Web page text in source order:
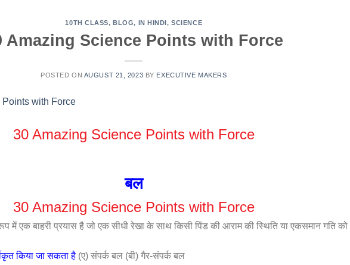
10TH CLASS,BLOG, IN HINDI,SCIENCE
Amazing Science Points with Force
POSTED ON AUGUST 21, 2023 BY EXECUTIVE MAKERS
30 Amazing Science Points with Force
बल
30 Amazing Science Points with Force
में एक बाहरी प्रयास है जो एक सीधी रेखा के साथ किसी पिंड की आराम की स्थिति या एकसमान गति को
किया जा सकता है (ए) संपर्क बल (बी) गैर-संपर्क बल